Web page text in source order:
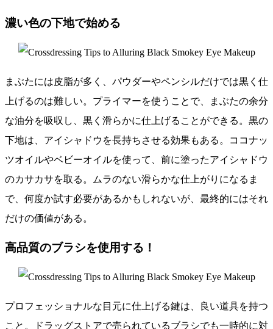
濃い色の下地で始める
まぶたには皮脂が多く、パウダーやペンシルだけでは黒く仕
上げるのは難しい。プライマーを使うことで、まぶたの余分
な油分を吸収し、黒く滑らかに仕上げることができる。黒の
下地は、アイシャドウを長持ちさせる効果もある。ココナッ
ツオイルやベビーオイルを使って、前に塗ったアイシャドウ
のカサカサを取る。ムラのない滑らかな仕上がりになるま
で、何度か試す必要があるかもしれないが、最終的にはそれ
だけの価値がある。
高品質のブラシを使用する！
プロフェッショナルな目元に仕上げる鍵は、良い道具を持つ
こと。ドラッグストアで売られているブラシでも一時的に対